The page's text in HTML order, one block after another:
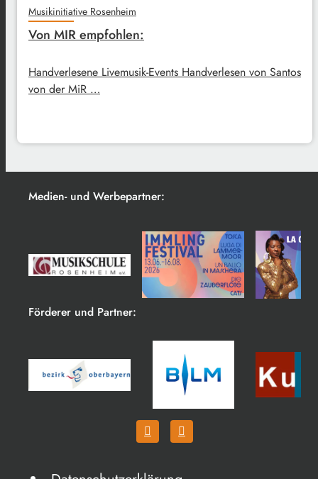
Musikinitiative Rosenheim
Von MIR empfohlen:
Handverlesene Livemusik-Events Handverlesen von Santos
von der MiR …
Medien- und Werbepartner:
Förderer und Partner: